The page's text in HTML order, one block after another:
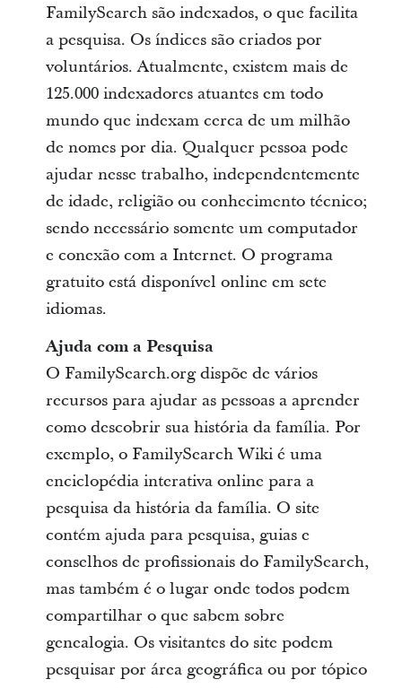
FamilySearch são indexados, o que facilita
a pesquisa. Os índices são criados por
voluntários. Atualmente, existem mais de
125.000 indexadores atuantes em todo
mundo que indexam cerca de um milhão
de nomes por dia. Qualquer pessoa pode
ajudar nesse trabalho, independentemente
de idade, religião ou conhecimento técnico;
sendo necessário somente um computador
e conexão com a Internet. O programa
gratuito está disponível online em sete
idiomas.
Ajuda com a Pesquisa
O FamilySearch.org dispõe de vários
recursos para ajudar as pessoas a aprender
como descobrir sua história da família. Por
exemplo, o FamilySearch Wiki é uma
enciclopédia interativa online para a
pesquisa da história da família. O site
contém ajuda para pesquisa, guias e
conselhos de profissionais do FamilySearch,
mas também é o lugar onde todos podem
compartilhar o que sabem sobre
genealogia. Os visitantes do site podem
pesquisar por área geográfica ou por tópico